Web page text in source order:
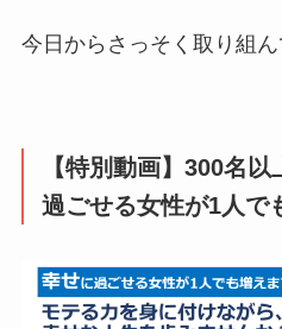
今日からさっそく取り組ん
【特別動画】300名
過ごせる女性が1人で